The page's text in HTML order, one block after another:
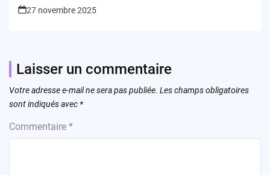
27 novembre 2025
Laisser un commentaire
Votre adresse e-mail ne sera pas publiée. Les champs obligatoires
sont indiqués avec *
Commentaire *